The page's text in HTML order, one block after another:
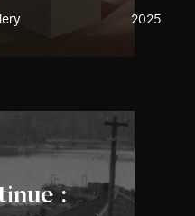
2025
: